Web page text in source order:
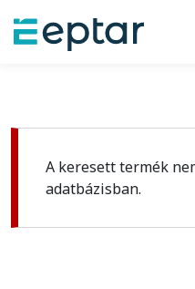
A keresett termék
adatbázisban.